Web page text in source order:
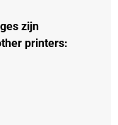
zijn
printers: